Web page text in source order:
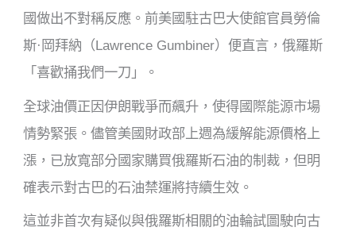
國做出不對稱反應。前美國駐古巴大使館官員勞倫
斯·岡拜納（Lawrence Gumbiner）便直言，俄羅斯
「喜歡捅我們一刀」。
全球油價正因伊朗戰爭而飆升，使得國際能源市場
情勢緊張。儘管美國財政部上週為緩解能源價格上
漲，已放寬部分國家購買俄羅斯石油的制裁，但明
確表示對古巴的石油禁運將持續生效。
這並非首次有疑似與俄羅斯相關的油輪試圖駛向古